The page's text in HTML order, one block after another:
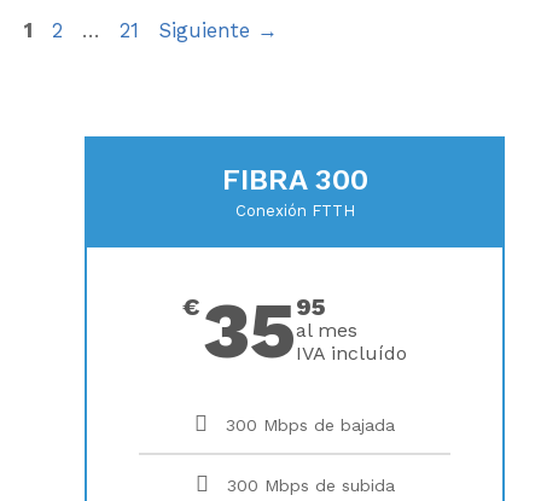
1 2 … 21 Siguiente →
FIBRA 300
Conexión FTTH
€3595
al mes
IVA incluído
300 Mbps de bajada
300 Mbps de subida